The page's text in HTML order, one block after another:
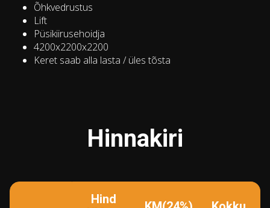
Õhkvedrustus
Lift
Püsikiirusehoidja
4200x2200x2200
Keret saab alla lasta / üles tõsta
Hinnakiri
Hind